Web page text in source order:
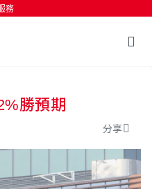
務
勝預期
分享